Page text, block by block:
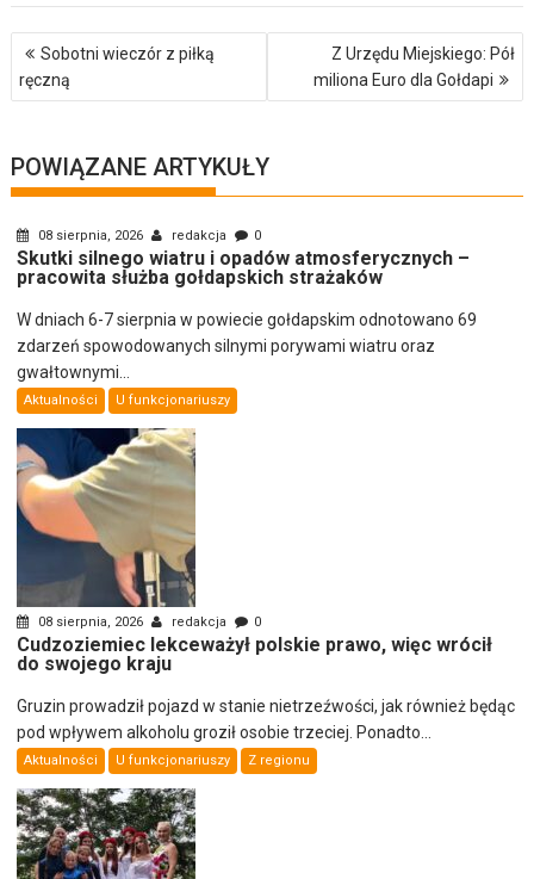
Nawigacja
wpisu
Sobotni wieczór z piłką
ręczną
Z Urzędu Miejskiego: Pół
miliona Euro dla Gołdapi
POWIĄZANE ARTYKUŁY
08 sierpnia, 2026 redakcja 0
Skutki silnego wiatru i opadów atmosferycznych –
pracowita służba gołdapskich strażaków
W dniach 6-7 sierpnia w powiecie gołdapskim odnotowano 69
zdarzeń spowodowanych silnymi porywami wiatru oraz
gwałtownymi...
Aktualności U funkcjonariuszy
08 sierpnia, 2026 redakcja 0
Cudzoziemiec lekceważył polskie prawo, więc wrócił
do swojego kraju
Gruzin prowadził pojazd w stanie nietrzeźwości, jak również będąc
pod wpływem alkoholu groził osobie trzeciej. Ponadto...
Aktualności U funkcjonariuszy Z regionu